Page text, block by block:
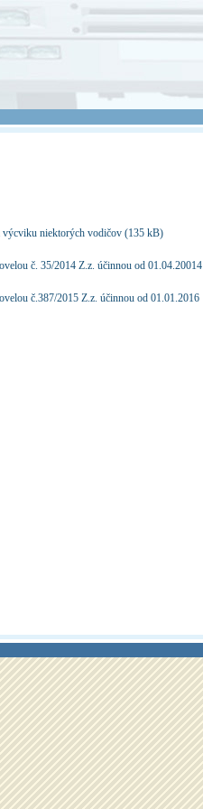
výcviku niektorých vodičov (135 kB)
č. 35/2014 Z.z. účinnou od 01.04.20014
č.387/2015 Z.z. účinnou od 01.01.2016